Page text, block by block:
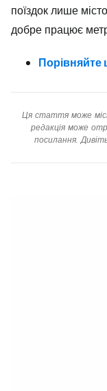
поїздок лише
добре працює
Порівняйте
Ця стаття може
редакція може
посилання.